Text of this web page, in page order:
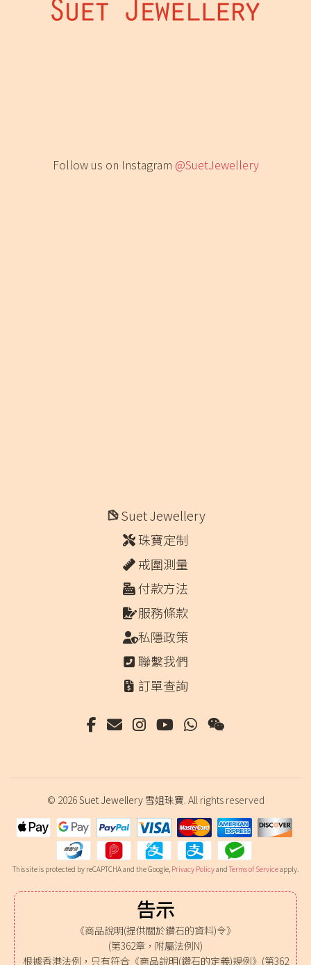
Follow us on Instagram @SuetJewellery
Suet Jewellery
珠寶定制
戒圍測量
付款方法
服務條款
私隱政策
聯繫我們
訂單查詢
© 2026Suet Jewellery 雪姐珠寶. All rights reserved
This site is protected by reCAPTCHA and the Google, Privacy Policyand Terms of Serviceapply.
告示
《商品說明(提供關於鑽石的資料)令》
(第362章，附屬法例N)
根據香港法例，只有符合《商品說明(鑽石的定義)規例》(第362